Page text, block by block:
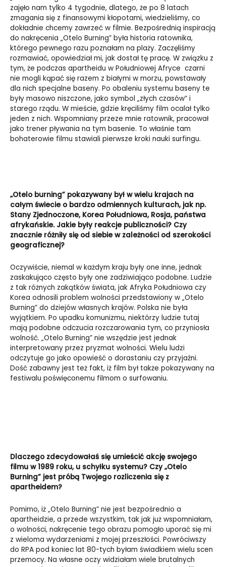
zajęło nam tylko 4 tygodnie, dlatego, że po 8 latach
zmagania się z finansowymi kłopotami, wiedzieliśmy, co
dokładnie chcemy zawrzeć w filmie. Bezpośrednią inspiracją
do nakręcenia „Otelo Burning” była historia ratownika,
którego pewnego razu poznałam na plaży. Zaczęliśmy
rozmawiać, opowiedział mi, jak dostał tę pracę. W związku z
tym, że podczas apartheidu w Południowej Afryce czarni
nie mogli kąpać się razem z białymi w morzu, powstawały
dla nich specjalne baseny. Po obaleniu systemu baseny te
były masowo niszczone, jako symbol „złych czasów” i
starego rządu. W mieście, gdzie kręciliśmy film ocalał tylko
jeden z nich. Wspomniany przeze mnie ratownik, pracował
jako trener pływania na tym basenie. To właśnie tam
bohaterowie filmu stawiali pierwsze kroki nauki surfingu.
„Otelo burning” pokazywany był w wielu krajach na
całym świecie o bardzo odmiennych kulturach, jak np.
Stany Zjednoczone, Korea Południowa, Rosja, państwa
afrykańskie. Jakie były reakcje publiczności? Czy
znacznie różniły się od siebie w zależności od szerokości
geograficznej?
Oczywiście, niemal w każdym kraju były one inne, jednak
zaskakująco często były one zadziwiająco podobne. Ludzie
z tak różnych zakątków świata, jak Afryka Południowa czy
Korea odnosili problem wolności przedstawiony w „Otelo
Burning” do dziejów własnych krajów. Polska nie była
wyjątkiem. Po upadku komunizmu, niektórzy ludzie tutaj
mają podobne odczucia rozczarowania tym, co przyniosła
wolność. „Otelo Burning” nie wszędzie jest jednak
interpretowany przez pryzmat wolności. Wielu ludzi
odczytuje go jako opowieść o dorastaniu czy przyjaźni.
Dość zabawny jest też fakt, iż film był także pokazywany na
festiwalu poświęconemu filmom o surfowaniu.
Dlaczego zdecydowałaś się umieścić akcję swojego
filmu w 1989 roku, u schyłku systemu? Czy „Otelo
Burning” jest próbą Twojego rozliczenia się z
apartheidem?
Pomimo, iż „Otelo Burning” nie jest bezpośrednio a
apartheidzie, a przede wszystkim, tak jak już wspomniałam,
o wolności, nakręcenie tego obrazu pomogło uporać się mi
z wieloma wydarzeniami z mojej przeszłości. Powróciwszy
do RPA pod koniec lat 80-tych byłam świadkiem wielu scen
przemocy. Na własne oczy widziałam wiele brutalnych